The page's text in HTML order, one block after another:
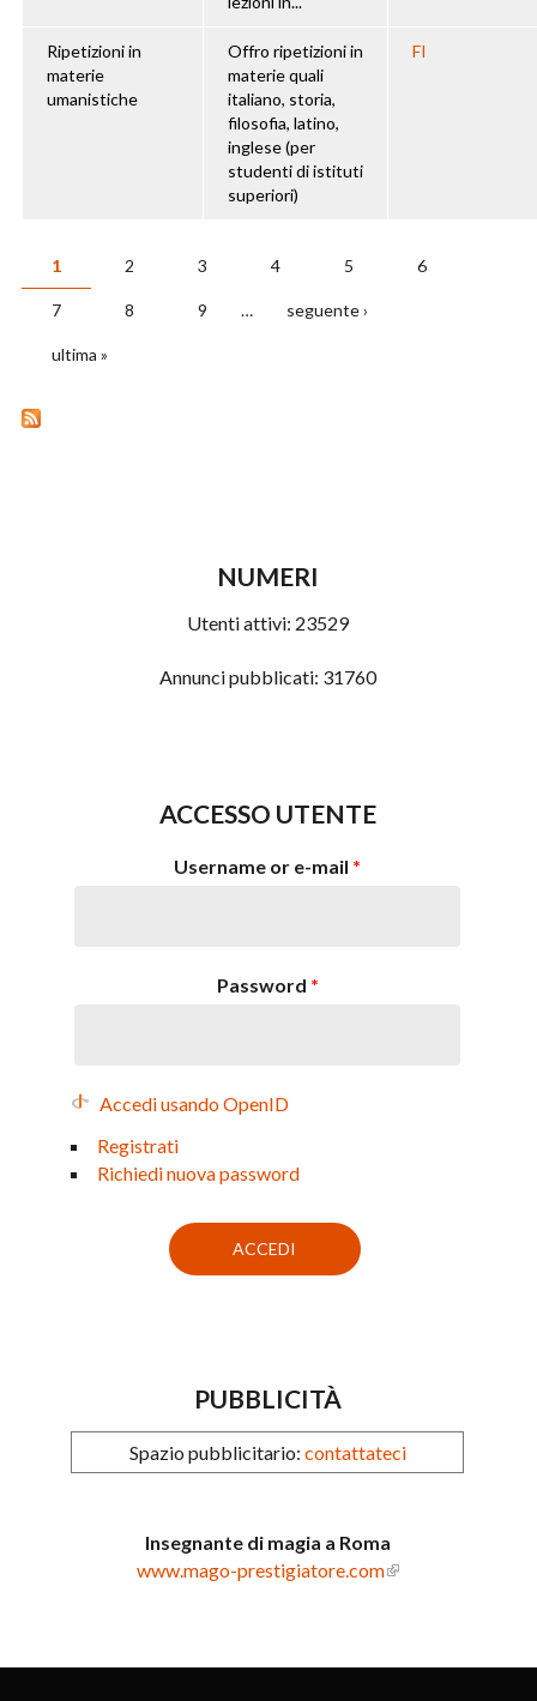
Ripetizioni in
materie
umanistiche
Offro ripetizioni in
materie quali
italiano, storia,
filosofia, latino,
inglese (per
studenti di istituti
superiori)
FI
PAGINE
1 2 3 4 5 6
7 8 9 … seguente ›
ultima »
NUMERI
Utenti attivi: 23529
Annunci pubblicati: 31760
ACCESSO UTENTE
Username or e-mail *
Password *
Accedi usando OpenID
Registrati
Richiedi nuova password
PUBBLICITÀ
Spazio pubblicitario: contattateci
Insegnante di magia a Roma
www.mago-prestigiatore.com